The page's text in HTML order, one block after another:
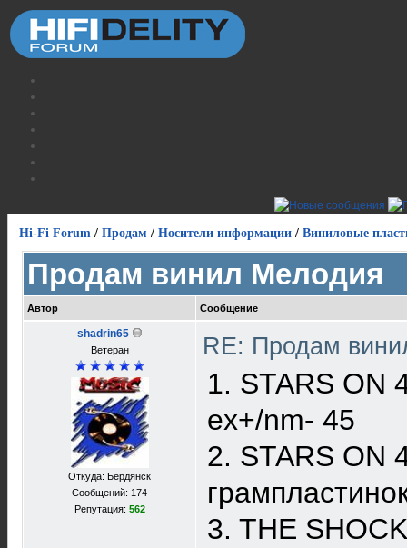
Hi-Fi Forum / Продам / Носители информации / Виниловые
Продам винил Мелодия
Автор Сообщение
shadrin65
Ветеран
Откуда: Бердянск
Сообщений: 174
Репутация: 562
RE: Продам
1. STARS ON
ex+/nm- 45
2. STARS ON
3. THE